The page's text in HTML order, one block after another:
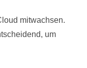
mitwachsen.
um